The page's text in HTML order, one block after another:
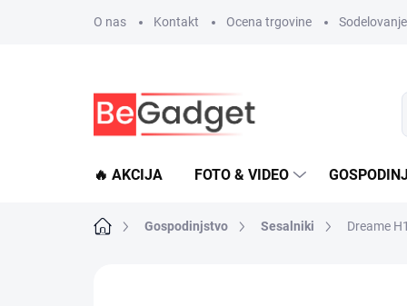
O nas Kontakt Ocena trgovine
🔥 AKCIJA FOTO & VIDEO
DomačaGospodinjstvo Sesalniki Dreame